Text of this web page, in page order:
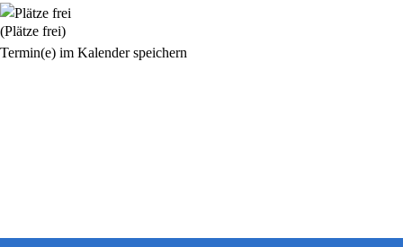
(Plätze frei)
Termin(e) im Kalender speichern